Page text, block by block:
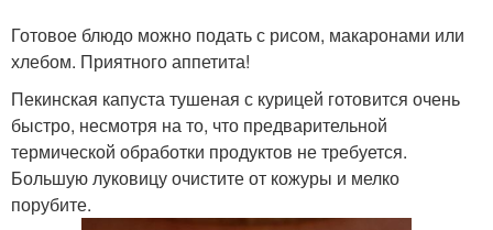
Готовое блюдо можно подать с рисом, макаронами или
хлебом. Приятного аппетита!
Пекинская капуста тушеная с курицей готовится очень
быстро, несмотря на то, что предварительной
термической обработки продуктов не требуется.
Большую луковицу очистите от кожуры и мелко
порубите.